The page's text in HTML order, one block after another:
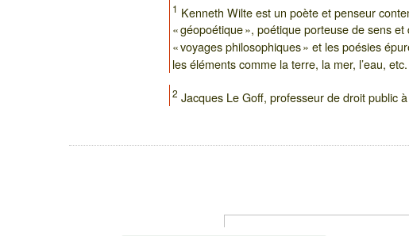
1 Kenneth Wilte est un poète et penseur
« géopoétique », poétique porteuse de sens
« voyages philosophiques » et les poésies
les éléments comme la terre, la mer, l’eau, etc.
2 Jacques Le Goff, professeur de droit public